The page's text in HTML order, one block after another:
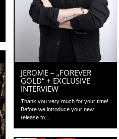
JEROME – „FOREVER
GOLD“ + EXCLUSIVE
INTERVIEW
Thank you very much for your time!
Before we introduce your new
release to...